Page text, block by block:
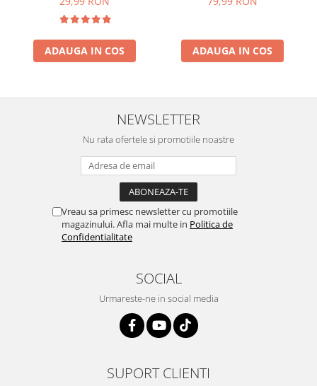
ADAUGA IN COS ADAUGA IN COS
NEWSLETTER
Nu rata ofertele si promotiile noastre
Vreau sa primesc newsletter cu promotiile
magazinului. Afla mai multe in Politica de
Confidentialitate
SOCIAL
Urmareste-ne in social media
SUPORT CLIENTI